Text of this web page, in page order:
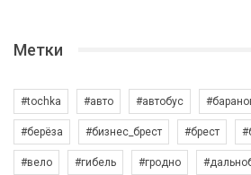
Метки
#tochka #авто #автобус
#берёза #бизнес_брест #брест
#вело #гибель #гродно